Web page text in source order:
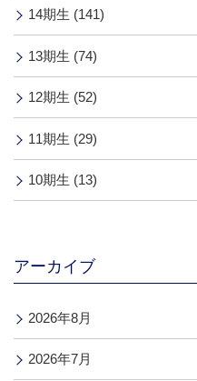
14期生 (141)
13期生 (74)
12期生 (52)
11期生 (29)
10期生 (13)
アーカイブ
2026年8月
2026年7月